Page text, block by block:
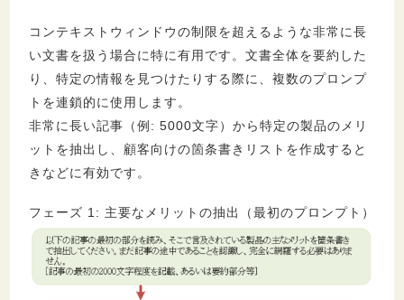
コンテキストウィンドウの制限を超えるような非常に長
い文書を扱う場合に特に有用です。文書全体を要約した
り、特定の情報を見つけたりする際に、複数のプロンプ
トを連鎖的に使用します。
非常に長い記事（例: 5000文字）から特定の製品のメリ
ットを抽出し、顧客向けの箇条書きリストを作成すると
きなどに有効です。
フェーズ 1: 主要なメリットの抽出（最初のプロンプト）